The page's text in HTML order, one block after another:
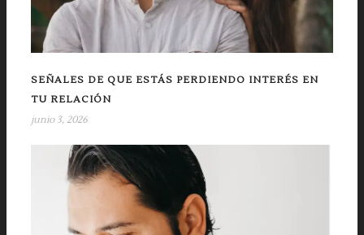
SEÑALES DE QUE ESTÁS PERDIENDO INTERÉS EN
TU RELACIÓN
junio 3, 2026